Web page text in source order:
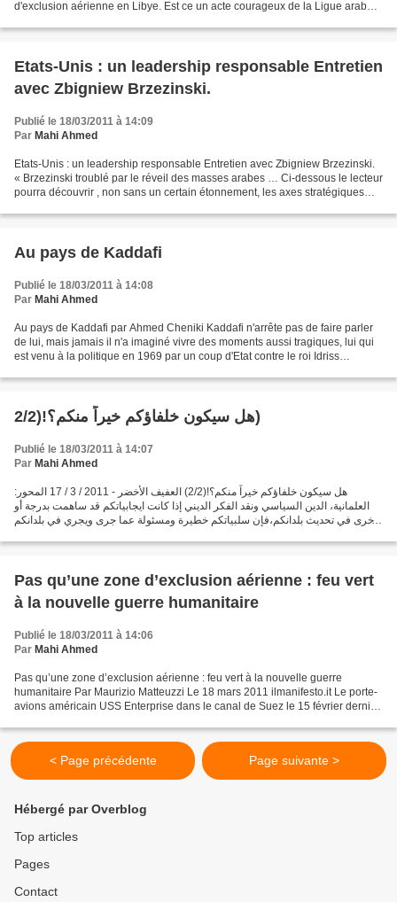
d'exclusion aérienne en Libye. Est ce un acte courageux de la Ligue arabe
Etats-Unis : un leadership responsable Entretien
avec Zbigniew Brzezinski.
Publié le 18/03/2011 à 14:09
Par Mahi Ahmed
Etats-Unis : un leadership responsable Entretien avec Zbigniew Brzezinski.
« Brzezinski troublé par le réveil des masses arabes … Ci-dessous le lecteur
pourra découvrir , non sans un certain étonnement, les axes stratégiques
Au pays de Kaddafi
Publié le 18/03/2011 à 14:08
Par Mahi Ahmed
Au pays de Kaddafi par Ahmed Cheniki Kaddafi n'arrête pas de faire parler
de lui, mais jamais il n'a imaginé vivre des moments aussi tragiques, lui qui
est venu à la politique en 1969 par un coup d'Etat contre le roi Idriss
هل سيكون خلفاؤكم خيراً منكم؟!(2/2)
Publié le 18/03/2011 à 14:07
Par Mahi Ahmed
هل سيكون خلفاؤكم خيراً منكم؟!(2/2) العفيف الأخضر - 2011 / 3 / 17 المحور:
العلمانية، الدين السياسي ونقد الفكر الديني إذا كانت ايجابياتكم قد ساهمت بدرجة أو
بأخرى في تحديث بلدانكم،فإن سلبياتكم خطيرة ومسئولة عما جرى ويجري في بلدانكم
Pas qu’une zone d’exclusion aérienne : feu vert
à la nouvelle guerre humanitaire
Publié le 18/03/2011 à 14:06
Par Mahi Ahmed
Pas qu’une zone d’exclusion aérienne : feu vert à la nouvelle guerre
humanitaire Par Maurizio Matteuzzi Le 18 mars 2011 ilmanifesto.it Le porte-
avions américain USS Enterprise dans le canal de Suez le 15 février dernier.
< Page précédente Page suivante >
Hébergé par Overblog
Top articles
Pages
Contact